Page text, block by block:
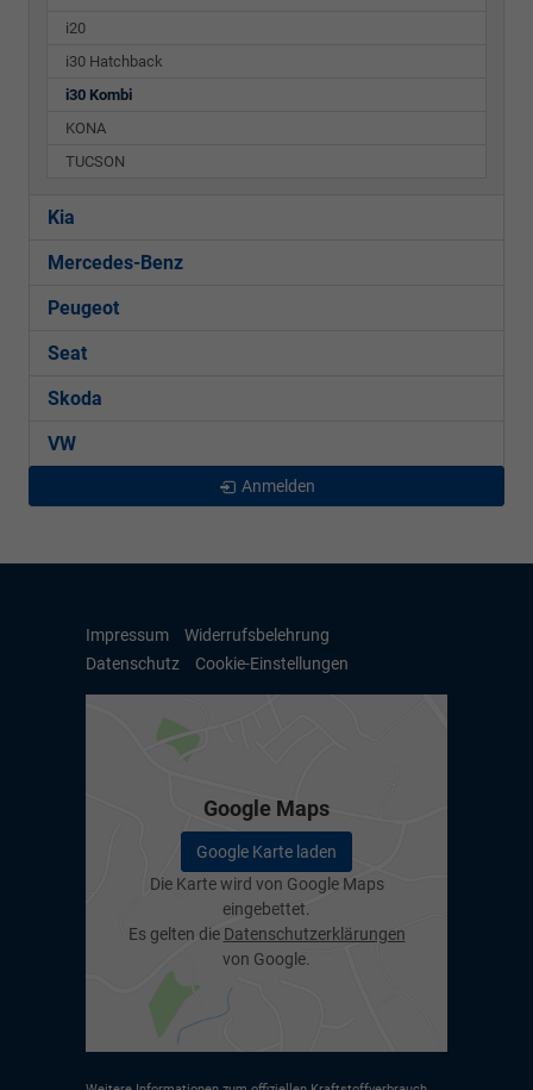
i20
i30 Hatchback
i30 Kombi
KONA
TUCSON
Kia
Mercedes-Benz
Peugeot
Seat
Skoda
VW
Anmelden
Impressum
Widerrufsbelehrung
Datenschutz
Cookie-Einstellungen
Google Maps
Google Karte laden
Die Karte wird von Google Maps
eingebettet.
Es gelten die Datenschutzerklärungen
von Google.